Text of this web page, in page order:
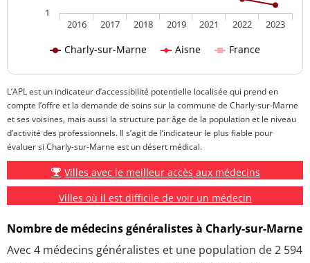
Charly-sur-Marne Aisne France
2016 2017 2018 2019 2021 2022 2023
1
L’APL est un indicateur d’accessibilité potentielle localisée qui prend en
compte l’offre et la demande de soins sur la commune de Charly-sur-Marne
et ses voisines, mais aussi la structure par âge de la population et le niveau
d’activité des professionnels. Il s’agit de l’indicateur le plus fiable pour
évaluer si Charly-sur-Marne est un désert médical.
Villes avec le meilleur accès aux médecins
Villes où il est difficile de voir un médecin
Nombre de médecins généralistes à Charly-sur-Marne
Avec 4 médecins généralistes et une population de 2 594